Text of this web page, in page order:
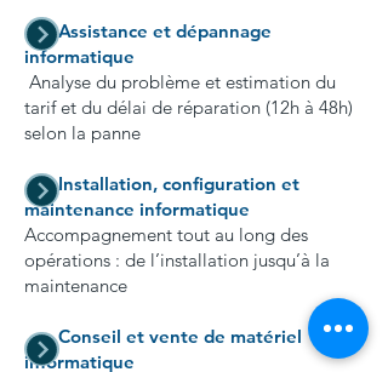
Assistance et dépannage
informatique
Analyse du problème et estimation du
tarif et du délai de réparation (12h à 48h)
selon la panne
Installation, configuration et
maintenance informatique
Accompagnement tout au long des
opérations : de l’installation jusqu’à la
maintenance
Conseil et vente de matériel
informatique